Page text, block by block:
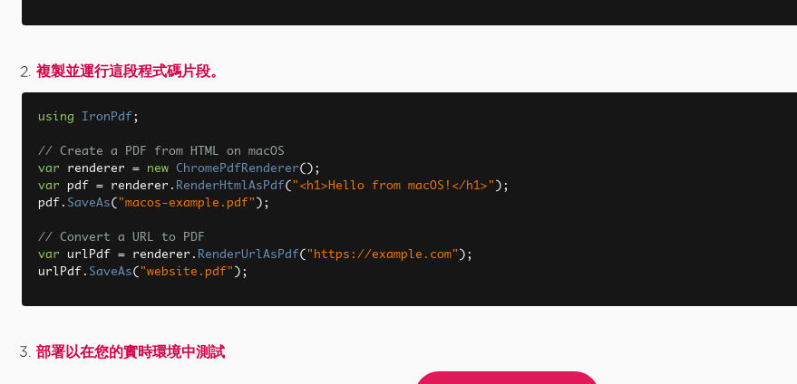
TLS 網站與系統登入
HTTP 請求標頭
代理伺服器設定
PDF 線性化
客製化 PDF 轉換
渲染選項
設定自訂邊距
灰階
優化 PDF 版面配置
新增目錄
調整至紙張大小與縮放
複製並運行這段程式碼片段。
using IronPdf ;
// Create a PDF from HTML on macOS
var renderer = new ChromePdfRenderer();
var pdf = renderer . RenderHtmlAsPdf( "<h1>Hello from macOS!</h1>" );
pdf . SaveAs( "macos-example.pdf" );
// Convert a URL to PDF
var urlPdf = renderer . RenderUrlAsPdf( "https://example.com" );
urlPdf . SaveAs( "website.pdf" );
部署以在您的實時環境中測試